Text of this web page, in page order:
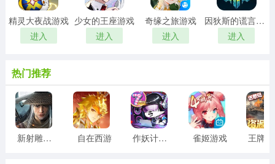
精灵大夜战游戏
进入
少女的王座游戏
进入
奇缘之旅游戏
进入
因狄斯的谎言游戏
进入
热门推荐
新射雕群侠传之铁血丹心游戏 自在西游 作妖计游戏 雀姬游戏